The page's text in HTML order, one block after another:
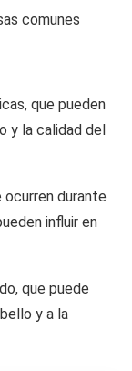
comunes
que pueden
y la calidad del
ocurren durante
influir en
que puede
y a la